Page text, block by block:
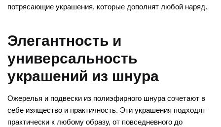
потрясающие украшения, которые дополнят любой наряд.
Элегантность и
универсальность
украшений из шнура
Ожерелья и подвески из полиэфирного шнура сочетают в
себе изящество и практичность. Эти украшения подходят
практически к любому образу, от повседневного до